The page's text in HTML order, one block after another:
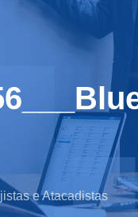
e Atacadistas